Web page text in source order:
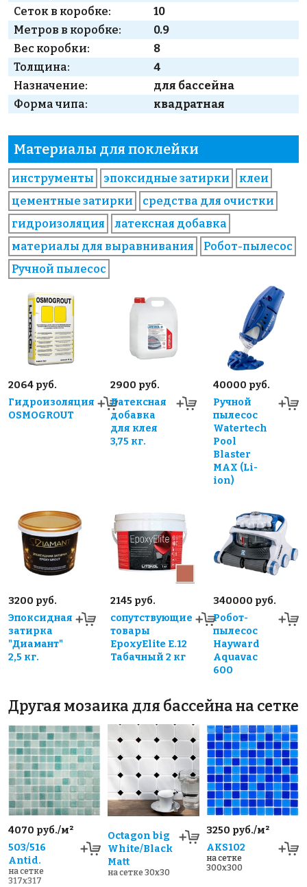
Сеток в коробке:
10
Метров в коробке:
0.9
Вес коробки:
8
Толщина:
4
Назначение:
для бассейна
Форма чипа:
квадратная
Материалы для поклейки
инструменты эпоксидные затирки
клеи
цементные затирки
средства для очистки
гидроизоляция
латексная добавка
материалы для выравнивания
Робот-пылесос
Ручной пылесос
2064 руб.
Гидроизоляция
OSMOGROUT
2900 руб.
Латексная
добавка
для клея
3,75 кг.
40000 руб.
Ручной
пылесос
Watertech
Pool
Blaster
MAX (Li-
ion)
3200 руб.
Эпоксидная
затирка
"Диамант"
2,5 кг.
2145 руб.
сопутствующие
товары
EpoxyElite E.12
Табачный 2 кг
340000 руб.
Робот-
пылесос
Hayward
Aquavac
600
Другая мозаика для бассейна на сетке
4070 руб./м²
503/516
Antid.
на сетке
317x317
Octagon big
White/Black
Matt
на сетке 30x30
3250 руб./м²
AKS102
на сетке
300x300